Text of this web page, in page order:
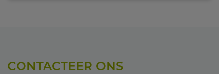
CONTACTEER ONS